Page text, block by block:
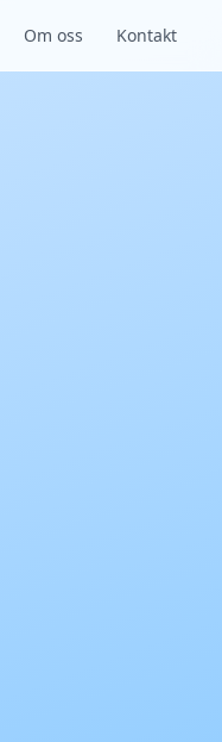
Om oss Kontakt